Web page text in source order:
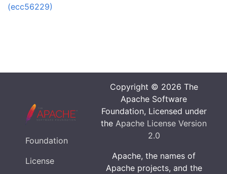
(ecc56229)
Foundation
License
Copyright © 2026 The
Apache Software
Foundation, Licensed under
the Apache License Version
2.0
Apache, the names of
Apache projects, and the